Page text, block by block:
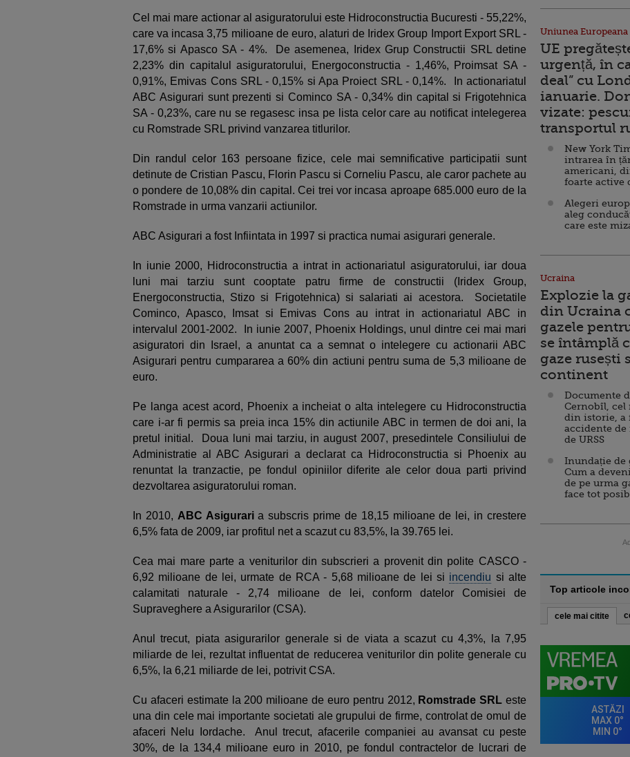
Cel mai mare actionar al asiguratorului este Hidroconstructia Bucuresti - 55,22%,
care va incasa 3,75 milioane de euro, alaturi de Iridex Group Import Export SRL -
17,6% si Apasco SA - 4%. De asemenea, Iridex Grup Constructii SRL detine
2,23% din capitalul asiguratorului, Energoconstructia - 1,46%, Proimsat SA -
0,91%, Emivas Cons SRL - 0,15% si Apa Proiect SRL - 0,14%. In actionariatul
ABC Asigurari sunt prezenti si Cominco SA - 0,34% din capital si Frigotehnica
SA - 0,23%, care nu se regasesc insa pe lista celor care au notificat intelegerea
cu Romstrade SRL privind vanzarea titlurilor.
Din randul celor 163 persoane fizice, cele mai semnificative participatii sunt
detinute de Cristian Pascu, Florin Pascu si Corneliu Pascu, ale caror pachete au
o pondere de 10,08% din capital. Cei trei vor incasa aproape 685.000 euro de la
Romstrade in urma vanzarii actiunilor.
ABC Asigurari a fost Infiintata in 1997 si practica numai asigurari generale.
In iunie 2000, Hidroconstructia a intrat in actionariatul asiguratorului, iar doua
luni mai tarziu sunt cooptate patru firme de constructii (Iridex Group,
Energoconstructia, Stizo si Frigotehnica) si salariati ai acestora. Societatile
Cominco, Apasco, Imsat si Emivas Cons au intrat in actionariatul ABC in
intervalul 2001-2002. In iunie 2007, Phoenix Holdings, unul dintre cei mai mari
asiguratori din Israel, a anuntat ca a semnat o intelegere cu actionarii ABC
Asigurari pentru cumpararea a 60% din actiuni pentru suma de 5,3 milioane de
euro.
Pe langa acest acord, Phoenix a incheiat o alta intelegere cu Hidroconstructia
care i-ar fi permis sa preia inca 15% din actiunile ABC in termen de doi ani, la
pretul initial. Doua luni mai tarziu, in august 2007, presedintele Consiliului de
Administratie al ABC Asigurari a declarat ca Hidroconstructia si Phoenix au
renuntat la tranzactie, pe fondul opiniilor diferite ale celor doua parti privind
dezvoltarea asiguratorului roman.
In 2010, ABC Asiguraria subscris prime de 18,15 milioane de lei, in crestere
6,5% fata de 2009, iar profitul net a scazut cu 83,5%, la 39.765 lei.
Cea mai mare parte a veniturilor din subscrieri a provenit din polite CASCO -
6,92 milioane de lei, urmate de RCA - 5,68 milioane de lei si incendiu si alte
calamitati naturale - 2,74 milioane de lei, conform datelor Comisiei de
Supraveghere a Asigurarilor (CSA).
Anul trecut, piata asigurarilor generale si de viata a scazut cu 4,3%, la 7,95
miliarde de lei, rezultat influentat de reducerea veniturilor din polite generale cu
6,5%, la 6,21 miliarde de lei, potrivit CSA.
Cu afaceri estimate la 200 milioane de euro pentru 2012, Romstrade SRL este
una din cele mai importante societati ale grupului de firme, controlat de omul de
afaceri Nelu Iordache. Anul trecut, afacerile companiei au avansat cu peste
30%, de la 134,4 milioane euro in 2010, pe fondul contractelor de lucrari de
Uniunea Europeana
UE
urgență, în
deal” cu
ianuarie.
vizate:
transportul
New York
intrarea în
americani,
foarte active
Alegeri
aleg
care este
Ucraina
Explozie la
din Ucraina
gazele
se întâmplă
gaze rusești
continent
Documente
Cernobîl, cel
din istorie, a
accidente de
de URSS
Inundație de
Cum a
de pe urma
face tot
Top articole
cele mai citite